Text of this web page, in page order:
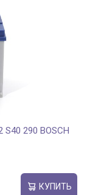
S40 290 BOSCH
КУПИТЬ